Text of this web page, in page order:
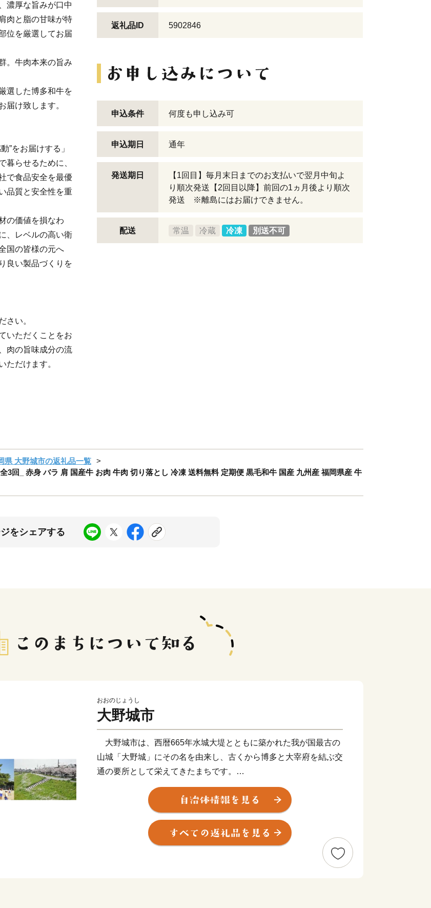
濃厚な旨みが口中
肉と脂の甘味が特
位を厳選してお届
。牛肉本来の旨み
選した博多和牛を
届け致します。
”をお届けする」
暮らせるために、
で食品安全を最優
品質と安全性を重
の価値を損なわ
、レベルの高い衛
国の皆様の元へ
良い製品づくりを
さい。
いただくことをお
肉の旨味成分の流
ただけます。
返礼品ID 5902846
申込条件 何度も申し込み可
申込期日 通年
発送期日
【1回目】毎月末日までのお支払いで翌月中旬よ
り順次発送【2回目以降】前回の1ヵ月後より順次
発送 ※離島にはお届けできません。
配送 常温 冷蔵 冷凍 別送不可
県 大野城市の返礼品一覧
回_ 赤身 バラ 肩 国産牛 お肉 牛肉 切り落とし 冷凍 送料無料 定期便 黒毛和牛 国産 九州産 福岡県産 牛
をシェアする
おおのじょうし
大野城市
大野城市は、西暦665年水城大堤とともに築かれた我が国最古の
山城「大野城」にその名を由来し、古くから博多と大宰府を結ぶ交
通の要所として栄えてきたまちです。
市域内には国道３号や福岡都市高速道路、ＪＲ九州鹿児島本線、
西鉄天神大牟田線が通り、九州自動車道太宰府ICや福岡空港にも近
く、交通の便に恵まれているとともに、東北部の四王寺山や乙金
山、南部の牛頸山など、貴重な緑も残っており、住みやすいまちと
して、人口増加が続いています。
今後も魅力あふれる住みよいまちづくりに取り組んでまいりま